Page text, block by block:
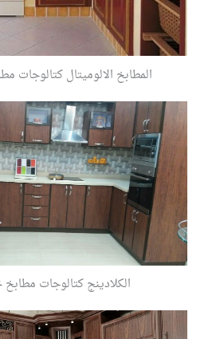
المطابخ الالوميتال كتالوجات
الكلادينج كتالوجات